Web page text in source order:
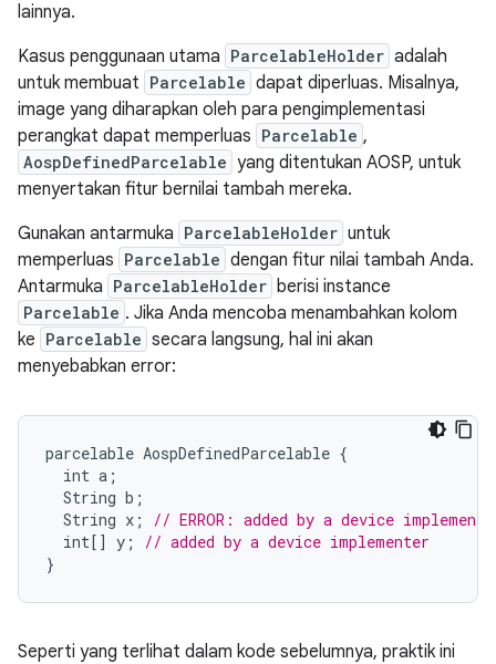
lainnya.
Kasus penggunaan utama ParcelableHolder adalah
untuk membuat Parcelable dapat diperluas. Misalnya,
image yang diharapkan oleh para pengimplementasi
perangkat dapat memperluas Parcelable ,
AospDefinedParcelable yang ditentukan AOSP, untuk
menyertakan fitur bernilai tambah mereka.
Gunakan antarmuka ParcelableHolder untuk
memperluas Parcelable dengan fitur nilai tambah Anda.
Antarmuka ParcelableHolder berisi instance
Parcelable . Jika Anda mencoba menambahkan kolom
ke Parcelable secara langsung, hal ini akan
menyebabkan error:
parcelable AospDefinedParcelable {
int a ;
String b ;
String x ;
// ERROR: added by a device
int[] y ;
// added by a device implementer
}
Seperti yang terlihat dalam kode sebelumnya, praktik ini